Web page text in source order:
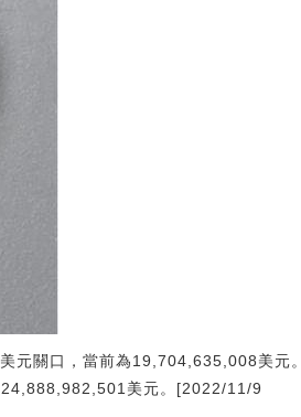
元關口，當前為19,704,635,008美元。
24,888,982,501美元。[2022/11/9